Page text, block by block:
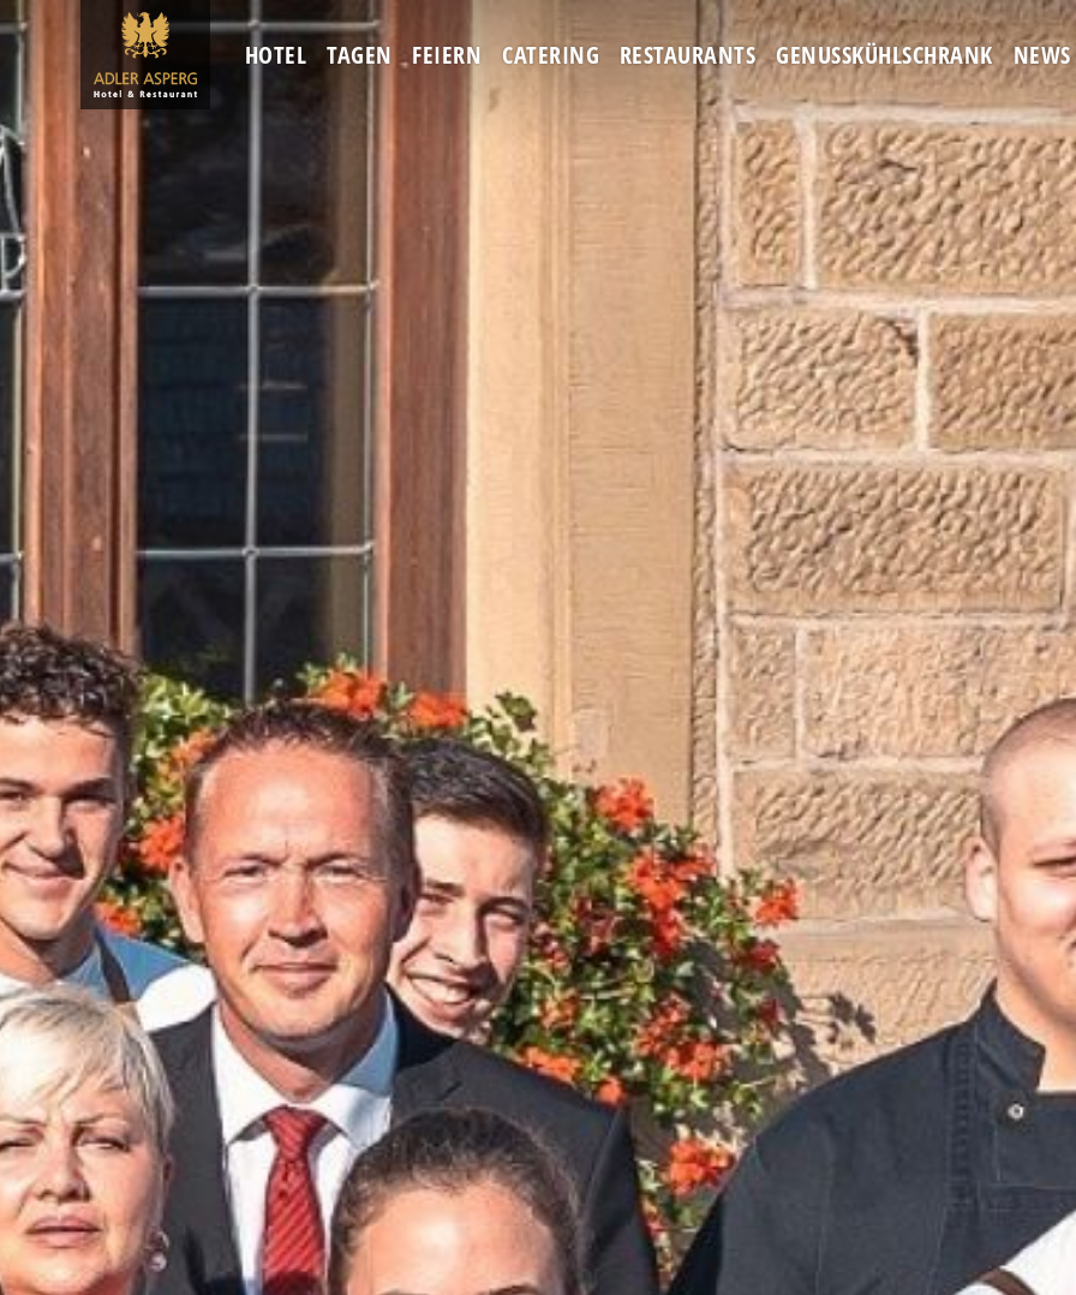
Skip to content
HOTEL TAGEN FEIERN CATERING RESTAURANTS GENUSSKÜHLSCHRANK